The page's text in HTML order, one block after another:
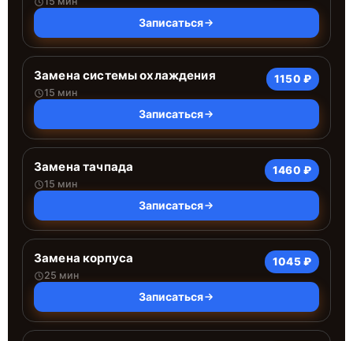
Записаться
Замена системы охлаждения
15 мин
1150 ₽
Записаться
Замена тачпада
15 мин
1460 ₽
Записаться
Замена корпуса
25 мин
1045 ₽
Записаться